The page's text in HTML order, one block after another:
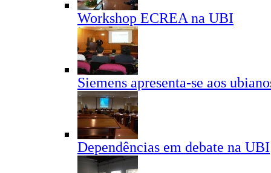
Workshop ECREA na UBI
Siemens apresenta-se aos
Dependências em debate na UBI